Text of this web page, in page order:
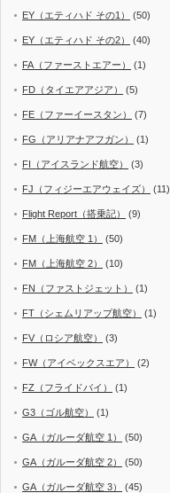
EY（エティハド その1） (50)
EY（エティハド その2） (40)
FA（ファーストエアー） (1)
FD（タイエアアジア） (5)
FE（ファーイースタン） (7)
FG（アリアナアフガン） (1)
FI（アイスランド航空） (3)
FJ（フィジーエアウェイズ） (11)
Flight Report（搭乗記） (9)
FM（上海航空 1） (50)
FM（上海航空 2） (10)
FN（ファストジェット） (1)
FT（シェムリアップ航空） (1)
FV（ロシア航空） (3)
FW（アイベックスエア） (2)
FZ（フライドバイ） (1)
G3（ゴル航空） (1)
GA（ガルーダ航空 1） (50)
GA（ガルーダ航空 2） (50)
GA（ガルーダ航空 3） (45)